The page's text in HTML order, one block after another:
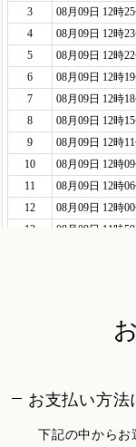
お支払い方法
下記の中からお